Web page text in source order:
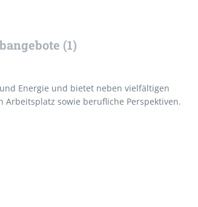
(1)
Energie und bietet neben vielfältigen
sowie berufliche Perspektiven.